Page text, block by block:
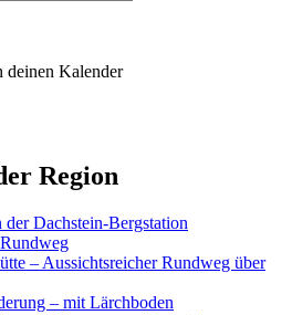
deinen Kalender
Region
der Dachstein-Bergstation
– Aussichtsreicher Rundweg über
– mit Lärchboden